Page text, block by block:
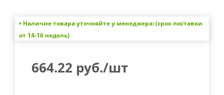
• Наличие товара уточняйте у менеджера: (срок поставки
от 14-16 недель)
664.22 руб./шт